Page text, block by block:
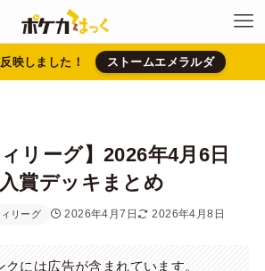
映しました！ ストームエメラルダ
ィリーグ】2026年4月6日
賞デッキまとめ
リーグ 2026年4月7日 2026年4月8日
には広告が含まれています。